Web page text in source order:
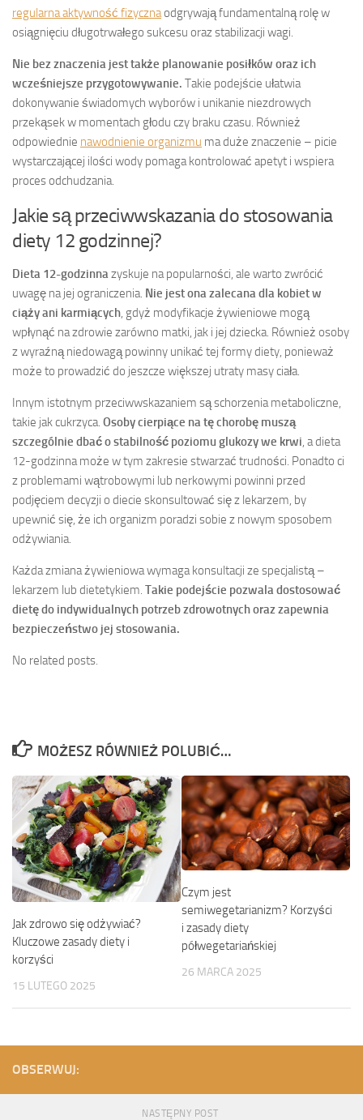
regularna aktywność fizycznaodgrywają fundamentalną rolę w
osiągnięciu długotrwałego sukcesu oraz stabilizacji wagi.
Nie bez znaczenia jest także planowanie posiłków oraz ich
wcześniejsze przygotowywanie. Takie podejście ułatwia
dokonywanie świadomych wyborów i unikanie niezdrowych
przekąsek w momentach głodu czy braku czasu. Również
odpowiednie nawodnienie organizmu ma duże znaczenie – picie
wystarczającej ilości wody pomaga kontrolować apetyt i wspiera
proces odchudzania.
Jakie są przeciwwskazania do stosowania
diety 12 godzinnej?
Dieta 12-godzinnazyskuje na popularności, ale warto zwrócić
uwagę na jej ograniczenia. Nie jest ona zalecana dla kobiet w
ciąży ani karmiących, gdyż modyfikacje żywieniowe mogą
wpłynąć na zdrowie zarówno matki, jak i jej dziecka. Również osoby
z wyraźną niedowagą powinny unikać tej formy diety, ponieważ
może to prowadzić do jeszcze większej utraty masy ciała.
Innym istotnym przeciwwskazaniem są schorzenia metaboliczne,
takie jak cukrzyca. Osoby cierpiące na tę chorobę muszą
szczególnie dbać o stabilność poziomu glukozy we krwi, a dieta
12-godzinna może w tym zakresie stwarzać trudności. Ponadto ci
z problemami wątrobowymi lub nerkowymi powinni przed
podjęciem decyzji o diecie skonsultować się z lekarzem, by
upewnić się, że ich organizm poradzi sobie z nowym sposobem
odżywiania.
Każda zmiana żywieniowa wymaga konsultacji ze specjalistą –
lekarzem lub dietetykiem. Takie podejście pozwala dostosować
dietę do indywidualnych potrzeb zdrowotnych oraz zapewnia
bezpieczeństwo jej stosowania.
No related posts.
MOŻESZ RÓWNIEŻ POLUBIĆ…
Jak zdrowo się odżywiać?
Kluczowe zasady diety i
korzyści
15 LUTEGO 2025
Czym jest
semiwegetarianizm? Korzyści
i zasady diety
półwegetariańskiej
26 MARCA 2025
OBSERWUJ:
NASTĘPNY POST